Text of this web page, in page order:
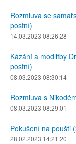
Rozmluva se
postní)
14.03.2023 08:26:28
Kázání a modlitby
postní)
08.03.2023 08:30:14
Rozmluva s
08.03.2023 08:29:01
Pokušení na poušti
28.02.2023 14:21:20